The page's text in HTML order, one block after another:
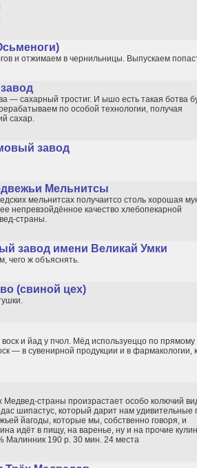
и отжимаем в чернильницы. Выпускаем
— сахарный тростиг. И ышо есть такая ботва
по особой технологии, получая
сахар.
завод
Мельнитсы
мельнитсах получаитсо столь хорошая
непревзойдённое качество хлебопекарной
страны.
завод имени Великай Умки
чего ж объяснять.
(свиной цех)
и йад у пчол. Мёд используеццо по прямому
— в сувенирной продукции и в фармакологии,
Медвед-страны произрастает особо колючий
шипастус, который дарит нам удивительные
йагоды, которые мы, собственно говоря, и
идёт в пищу, на варенье, ну и на прочие
Малинник 190 р. 30 мин. 24 места